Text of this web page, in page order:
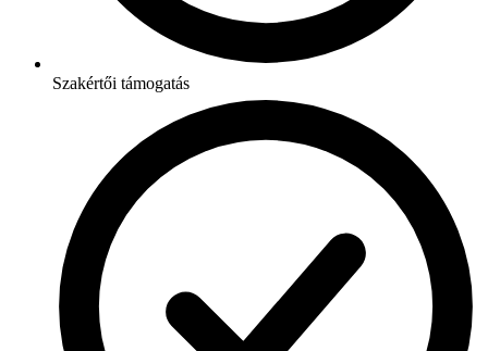
Szakértői támogatás